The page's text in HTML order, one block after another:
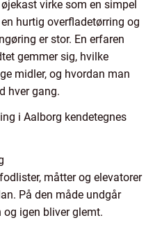
virke som en simpel
hurtig overfladetørring og
er stor. En erfaren
gemmer sig, hvilke
midler, og hvordan man
hver gang.
i Aalborg kendetegnes
måtter og elevatorer
På den måde undgår
og igen bliver glemt.